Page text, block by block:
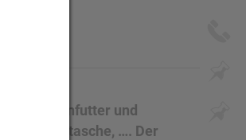
Innenfutter und
Promotasche, …. Der